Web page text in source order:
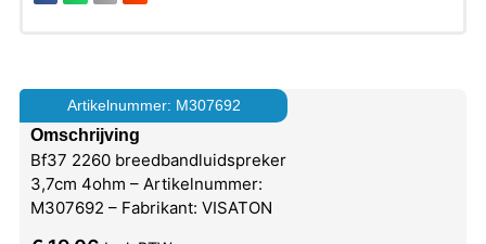
Artikelnummer: M307692
Omschrijving
Bf37 2260 breedbandluidspreker
3,7cm 4ohm – Artikelnummer:
M307692 – Fabrikant: VISATON